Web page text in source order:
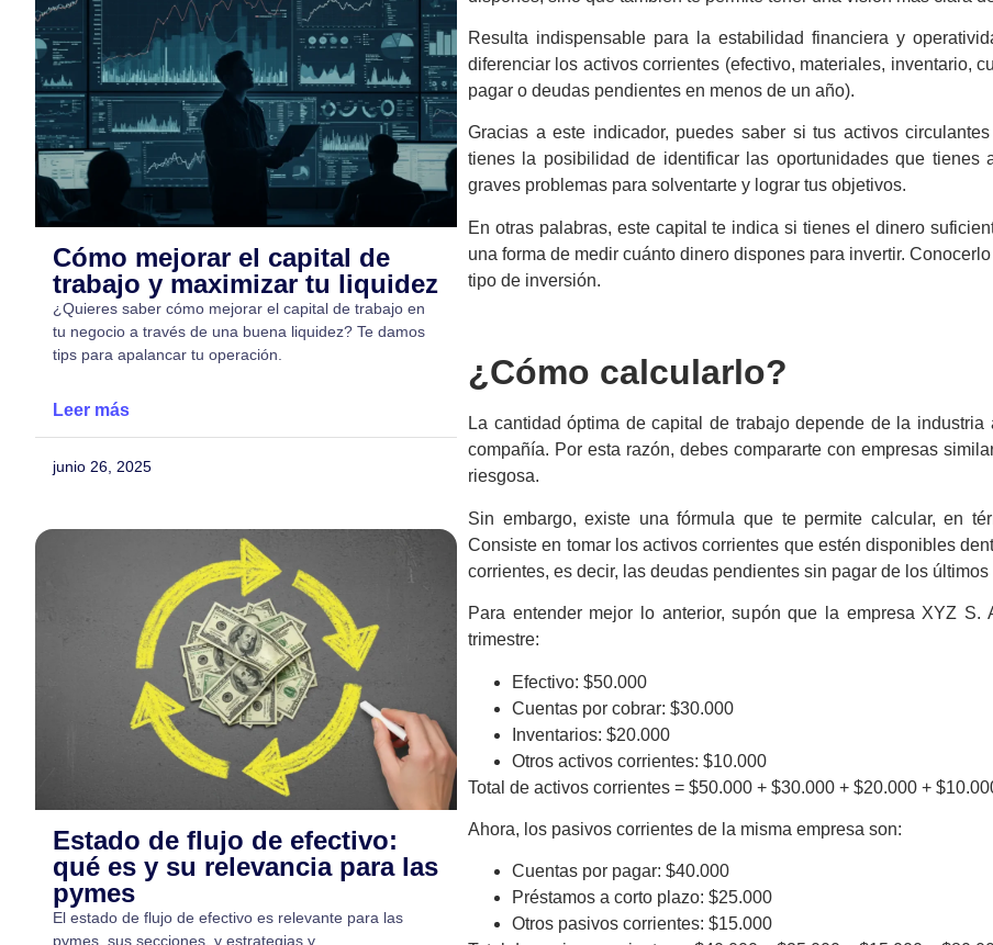
Cómo mejorar el capital de
trabajo y maximizar tu liquidez
¿Quieres saber cómo mejorar el capital de trabajo en
tu negocio a través de una buena liquidez? Te damos
tips para apalancar tu operación.
Leer más
junio 26, 2025
Estado de flujo de efectivo:
qué es y su relevancia para las
pymes
El estado de flujo de efectivo es relevante para las
pymes, sus secciones, y estrategias y
Resulta indispensable para la estabilidad financiera y
diferenciar los activos corrientes (efectivo, materiales, inventario,
pagar o deudas pendientes en menos de un año).
Gracias a este indicador, puedes saber si tus activos
tienes la posibilidad de identificar las oportunidades que
graves problemas para solventarte y lograr tus objetivos.
En otras palabras, este capital te indica si tienes el dinero
una forma de medir cuánto dinero dispones para invertir.
tipo de inversión.
¿Cómo calcularlo?
La cantidad óptima decapital de trabajodepende de la industria
compañía. Por esta razón, debes compararte con empresas
riesgosa.
Sin embargo, existe una fórmula que te permite calcular, en
Consiste en tomar los activos corrientes que estén disponibles
corrientes, es decir, las deudas pendientes sin pagar de los últimos
Para entender mejor lo anterior, supón que la empresa XYZ
trimestre:
Efectivo: $50.000
Cuentas por cobrar: $30.000
Inventarios: $20.000
Otros activos corrientes: $10.000
Total de activos corrientes = $50.000 + $30.000 + $20.000 +
Ahora, los pasivos corrientes de la misma empresa son:
Cuentas por pagar: $40.000
Préstamos a corto plazo: $25.000
Otros pasivos corrientes: $15.000